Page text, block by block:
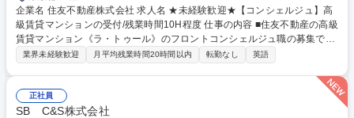
企業名 住友不動産株式会社 求人名 ★未経験歓迎★【コンシェルジュ】高
級賃貸マンションの受付/残業時間10H程度 仕事の内容 ■住友不動産の高級
賃貸マンション《ラ・トゥール》のフロントコンシェルジュ職の募集で
す。入居者様（経営者や著名人も複数）に快適な生活を送って頂く為、一
ービスのご案内、来客対応、パブリック施設の予約/管理/受付、クリーニ
ング/宅配の取次、タクシー手配、新規入居者様を迎える為の準備など。外
国人の入居者様も多いため、英語力を活かしていただけます。(マナー研
業界未経験歓迎 月平均残業時間20時間以内 転勤なし 英語
正社員
SB C&S株式会社